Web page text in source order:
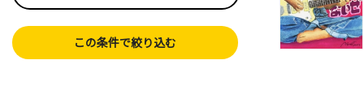
この条件で絞り込む